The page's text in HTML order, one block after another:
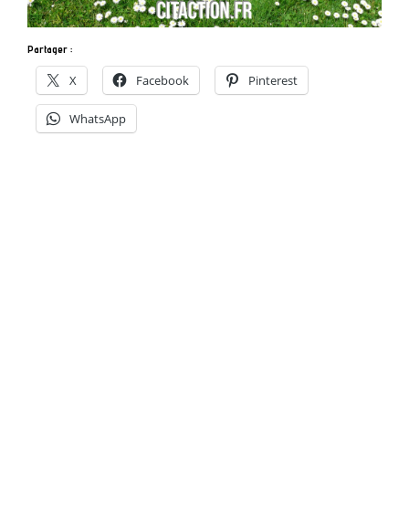
Partager :
X Facebook Pinterest
WhatsApp